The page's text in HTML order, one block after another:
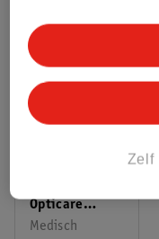
Opticare
Cleaner Step 1
Medisch
Zelf